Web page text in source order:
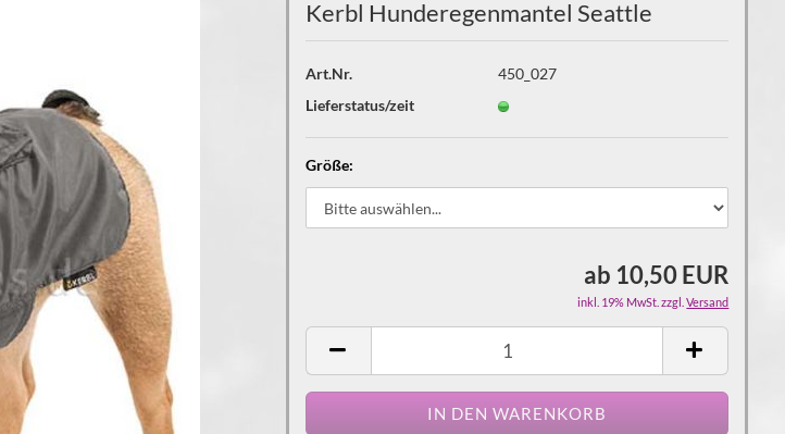
Kerbl Hunderegenmantel Seattle
Art.Nr.
450_027
Lieferstatus/zeit
Größe:
ab 10,50 EUR
inkl. 19% MwSt. zzgl.Versand